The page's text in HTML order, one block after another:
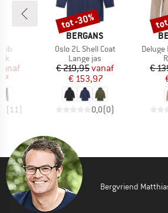
prijs
(11)
MERK
BERGANS
Artikel
Oslo 2L Shell Coat
Productgroep
Lange jas
Prijs
€ 219,95Verlaagde prijs
vanaf
€ 153,97
0,0(0)
Korting
tot -30%
Artikel
€
Bergvriend